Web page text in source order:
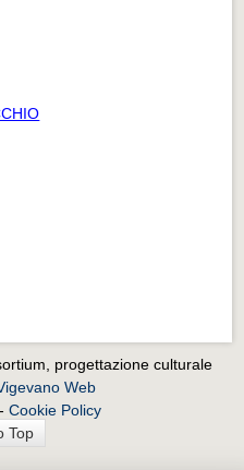
progettazione culturale
Web
Cookie Policy
Top